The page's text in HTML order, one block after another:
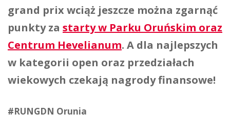
grand prix wciąż jeszcze można zgarnąć
punkty za starty w Parku Oruńskim oraz
Centrum Hevelianum. A dla najlepszych
w kategorii open oraz przedziałach
wiekowych czekają nagrody finansowe!
#RUNGDN Orunia